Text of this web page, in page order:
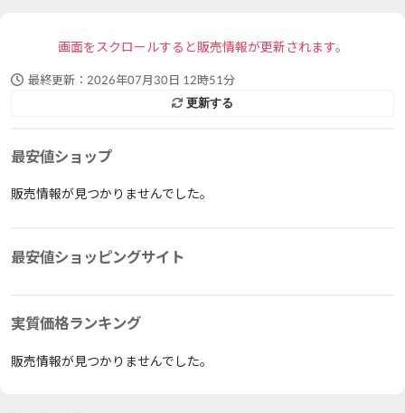
画面をスクロールすると販売情報が更新されます。
最終更新： 2026年07月30日 12時51分
更新する
最安値ショップ
販売情報が見つかりませんでした。
最安値ショッピングサイト
実質価格ランキング
販売情報が見つかりませんでした。